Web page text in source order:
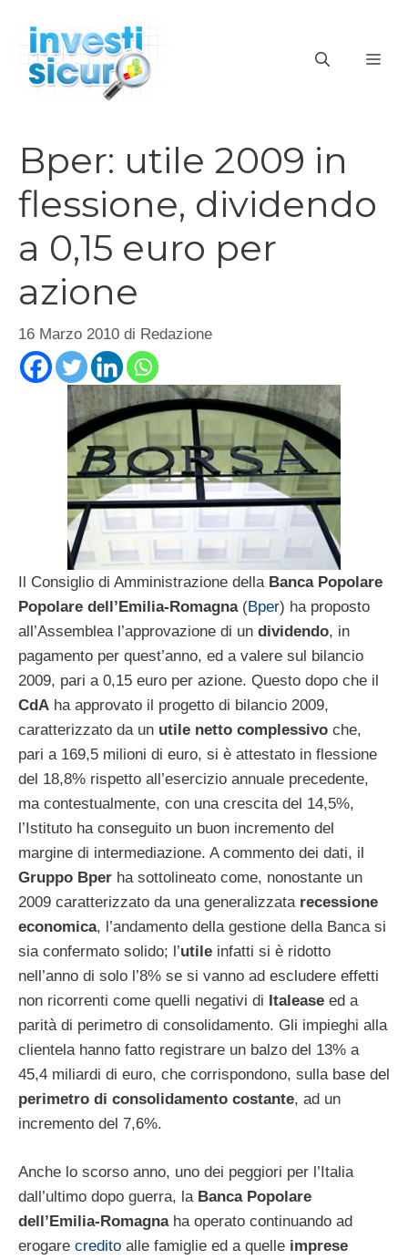
contenuto
Bper: utile 2009 in
flessione, dividendo
a 0,15 euro per
azione
16 Marzo 2010 di Redazione
Il Consiglio di Amministrazione della Banca Popolare
Popolare dell’Emilia-Romagna(Bper) ha proposto
all’Assemblea l’approvazione di un dividendo, in
pagamento per quest’anno, ed a valere sul bilancio
2009, pari a 0,15 euro per azione. Questo dopo che il
CdA ha approvato il progetto di bilancio 2009,
caratterizzato da un utile netto complessivo che,
pari a 169,5 milioni di euro, si è attestato in flessione
del 18,8% rispetto all’esercizio annuale precedente,
ma contestualmente, con una crescita del 14,5%,
l’Istituto ha conseguito un buon incremento del
margine di intermediazione. A commento dei dati, il
Gruppo Bper ha sottolineato come, nonostante un
2009 caratterizzato da una generalizzata recessione
economica, l’andamento della gestione della Banca si
sia confermato solido; l’utile infatti si è ridotto
nell’anno di solo l’8% se si vanno ad escludere effetti
non ricorrenti come quelli negativi di Italease ed a
parità di perimetro di consolidamento. Gli impieghi alla
clientela hanno fatto registrare un balzo del 13% a
45,4 miliardi di euro, che corrispondono, sulla base del
perimetro di consolidamento costante, ad un
incremento del 7,6%.
Anche lo scorso anno, uno dei peggiori per l’Italia
dall’ultimo dopo guerra, la Banca Popolare
dell’Emilia-Romagnaha operato continuando ad
erogare credito alle famiglie ed a quelle imprese